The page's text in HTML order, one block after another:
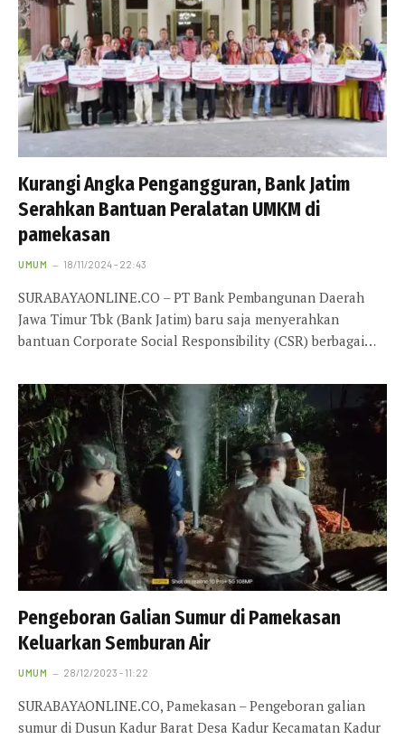
Kurangi Angka Pengangguran, Bank Jatim
Serahkan Bantuan Peralatan UMKM di
pamekasan
UMUM 18/11/2024 - 22:43
SURABAYAONLINE.CO – PT Bank Pembangunan Daerah
Jawa Timur Tbk (Bank Jatim) baru saja menyerahkan
bantuan Corporate Social Responsibility (CSR) berbagai…
Pengeboran Galian Sumur di Pamekasan
Keluarkan Semburan Air
UMUM 28/12/2023 - 11:22
SURABAYAONLINE.CO, Pamekasan – Pengeboran galian
sumur di Dusun Kadur Barat Desa Kadur Kecamatan Kadur